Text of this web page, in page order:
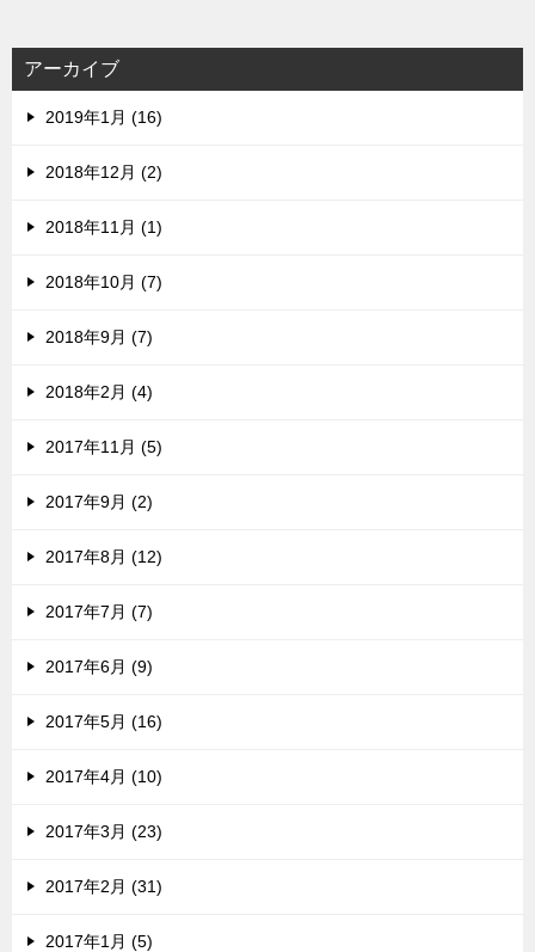
アーカイブ
2019年1月 (16)
2018年12月 (2)
2018年11月 (1)
2018年10月 (7)
2018年9月 (7)
2018年2月 (4)
2017年11月 (5)
2017年9月 (2)
2017年8月 (12)
2017年7月 (7)
2017年6月 (9)
2017年5月 (16)
2017年4月 (10)
2017年3月 (23)
2017年2月 (31)
2017年1月 (5)